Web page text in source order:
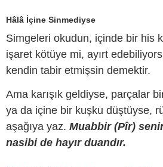
Hâlâ İçine Sinmediyse
Simgeleri okudun, içinde bir his
işaret kötüye mi, ayırt
kendin tabir etmişsin demektir.
Ama karışık geldiyse, parçalar
ya da içine bir kuşku düştüyse,
aşağıya yaz. Muabbir (Pîr)
nasibi de hayır duandır.